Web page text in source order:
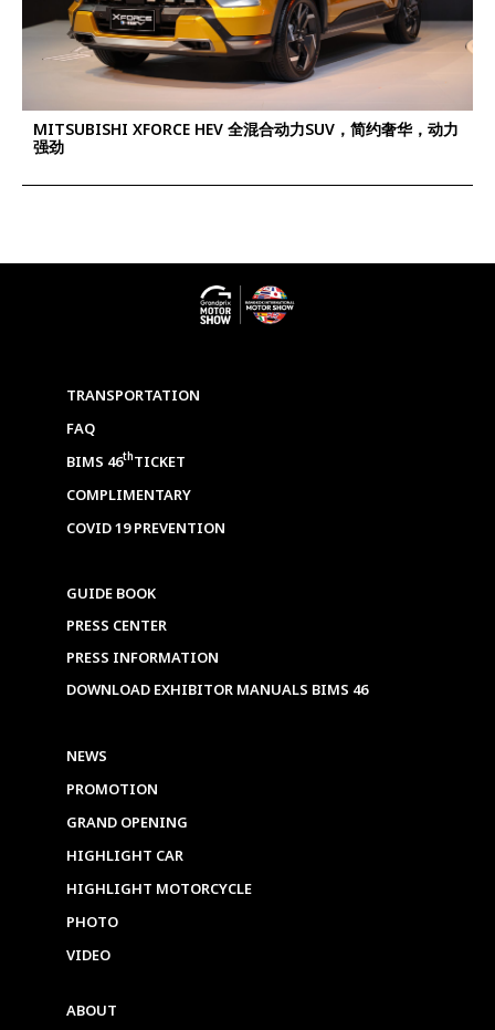
MITSUBISHI XFORCE HEV 全混合动力SUV，简约奢华，动力
强劲
TRANSPORTATION
FAQ
BIMS 46thTICKET
COMPLIMENTARY
COVID 19 PREVENTION
GUIDE BOOK
PRESS CENTER
PRESS INFORMATION
DOWNLOAD EXHIBITOR MANUALS BIMS 46
NEWS
PROMOTION
GRAND OPENING
HIGHLIGHT CAR
HIGHLIGHT MOTORCYCLE
PHOTO
VIDEO
ABOUT